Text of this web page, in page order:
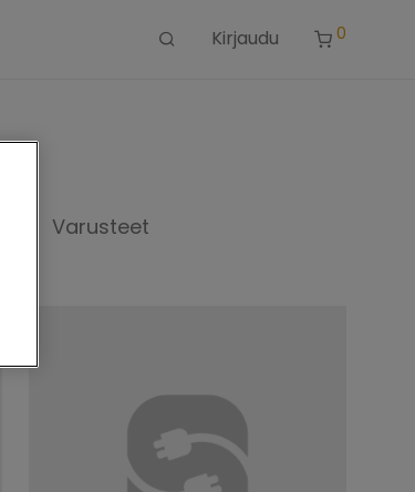
Kirjaudu 0
Varusteet